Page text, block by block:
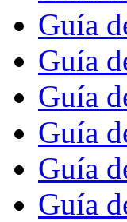
Guía
Guía
Guía
Guía
Guía
Guía